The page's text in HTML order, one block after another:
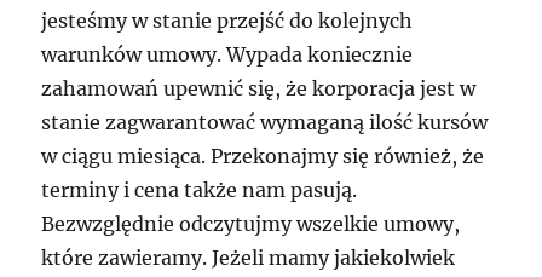
jesteśmy w stanie przejść do kolejnych
warunków umowy. Wypada koniecznie
zahamowań upewnić się, że korporacja jest w
stanie zagwarantować wymaganą ilość kursów
w ciągu miesiąca. Przekonajmy się również, że
terminy i cena także nam pasują.
Bezwzględnie odczytujmy wszelkie umowy,
które zawieramy. Jeżeli mamy jakiekolwiek